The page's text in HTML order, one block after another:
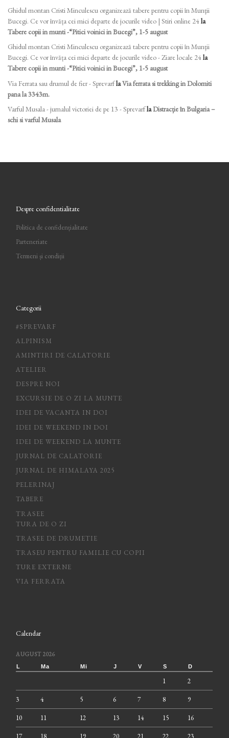
Ghidul montan Cristi Minculescu organizează tabere pentru copii în Munţii
Bucegi. Ce vor învăța cei mici departe de jocurile video | Stiri online 24la
Tabere copii in munti -“Pitici voinici in Bucegi”, 1-5 august
Ghidul montan Cristi Minculescu organizează tabere pentru copii în Munţii
Bucegi. Ce vor învăța cei mici departe de jocurile video - Ziare locale 24la
Tabere copii in munti -“Pitici voinici in Bucegi”, 1-5 august
Via Ferrata sau drumul de fier - SprevarflaVia ferrata si trekking in Dolomiti
pana la 3343m.
Varful Musala - jurnalul victoriei de pe 13 - SprevarflaDistracție în Bulgaria –
schi si varful Musala
Despre confidentialitate
Politica de confidențialitate
Parteneriate
Termeni și condiții
Categorii
#SPREVARF
ALPINISM
AMINTIRI DE CALATORIE
ATELIER
DESPRE NOI
EXCURSIE DE O ZI LA MUNTE
IDEI DE VACANTA IN DOI
IDEI DE WEEKEND IN DOI
IDEI DE WEEKEND LA MUNTE
JURNAL DE CALATORIE
JURNAL DE HIMALAYA 2025
PELERINAJ
TABERE
TRASEE
TURA DE O ZI
TRASEE DE DRUMETIE
TRASEU PENTRU FAMILIE CU COPII
TURE EXTERNE
VIA FERRATA
Calendar
AUGUST 2026
L Ma Mi J V S D
1 2
3 4 5 6 7 8 9
10 11 12 13 14 15 16
17 18 19 20 21 22 23